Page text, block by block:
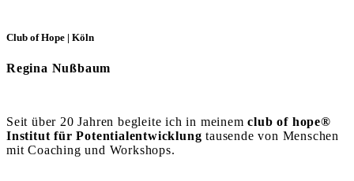
Club of Hope | Köln
Regina Nußbaum
Seit über 20 Jahren begleite ich in meinemclub of hope®
Institut für Potentialentwicklung tausende von Menschen
mit Coaching und Workshops.